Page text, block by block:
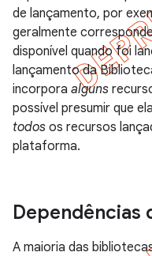
de lançamento, por
geralmente
disponível quando foi
lançamento da
incorpora alguns
possível presumir que
todos os recursos
plataforma.
Dependências
A maioria das